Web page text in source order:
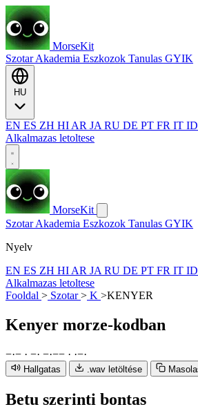
MorseKit
SzotarAkademia Eszkozok Tanulas GYIK
EN ES ZH HI AR JA RU DE PT FR IT ID
Alkalmazas letoltese
MorseKit
SzotarAkademia Eszkozok Tanulas GYIK
Nyelv
EN ES ZH HI AR JA RU DE PT FR IT ID
Alkalmazas letoltese
Fooldal > Szotar> K >KENYER
Kenyer morze-kodban
−·− · −· −·−− · ·−·
Hallgatas .wav letöltése
Betu szerinti bontas